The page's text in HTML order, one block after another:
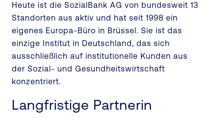
Heute ist die SozialBank AG von bundesweit 13
Standorten aus aktiv und hat seit 1998 ein
eigenes Europa-Büro in Brüssel. Sie ist das
einzige Institut in Deutschland, das sich
ausschließlich auf institutionelle Kunden aus
der Sozial- und Gesundheitswirtschaft
konzentriert.
Langfristige Partnerin